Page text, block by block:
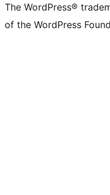
The WordPress®
of the WordPress